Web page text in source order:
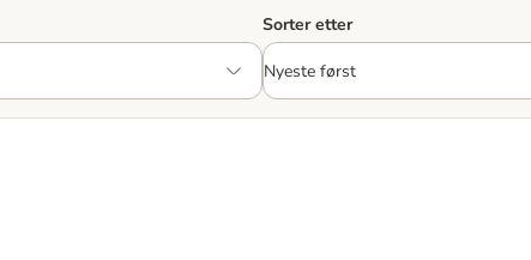
Sorter etter